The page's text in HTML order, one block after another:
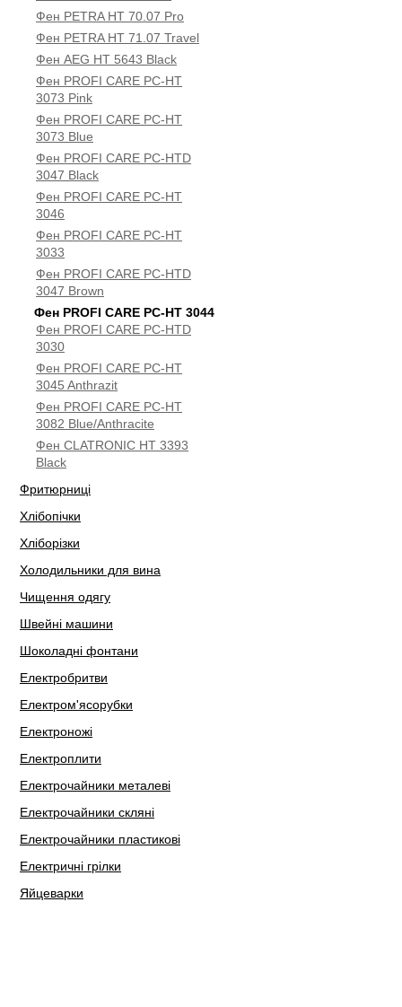
Фен PETRA HT 70.07 Pro
Фен PETRA HT 71.07 Travel
Фен AEG HT 5643 Black
Фен PROFI CARE PC-HT
3073 Pink
Фен PROFI CARE PC-HT
3073 Blue
Фен PROFI CARE PC-HTD
3047 Black
Фен PROFI CARE PC-HT
3046
Фен PROFI CARE PC-HT
3033
Фен PROFI CARE PC-HTD
3047 Brown
Фен PROFI CARE PC-HT 3044
Фен PROFI CARE PC-HTD
3030
Фен PROFI CARE PC-HT
3045 Anthrazit
Фен PROFI CARE PC-HT
3082 Blue/Anthracite
Фен CLATRONIC HT 3393
Black
Фритюрниці
Хлібопічки
Хліборізки
Холодильники для вина
Чищення одягу
Швейні машини
Шоколадні фонтани
Електробритви
Електром'ясорубки
Електроножі
Електроплити
Електрочайники металеві
Електрочайники скляні
Електрочайники пластикові
Електричні грілки
Яйцеварки